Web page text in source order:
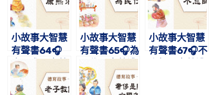
故事
小故事大智慧
有聲書64🎧
康熙求雨｜蔡
禮旭老師講故
事
小故事大智慧
有聲書65🎧為
旭老師講故事
小故事大智慧
有聲書67🎧不